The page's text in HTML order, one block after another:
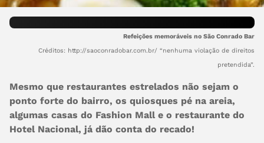
Refeições memoráveis no São Conrado Bar
Créditos: http://saoconradobar.com.br/ “nenhuma violação de direitos
pretendida”.
Mesmo que restaurantes estrelados não sejam o
ponto forte do bairro, os quiosques pé na areia,
algumas casas do Fashion Mall e o restaurante do
Hotel Nacional, já dão conta do recado!